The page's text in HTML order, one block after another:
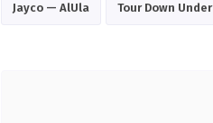
Jayco — AlUla Tour Down Under